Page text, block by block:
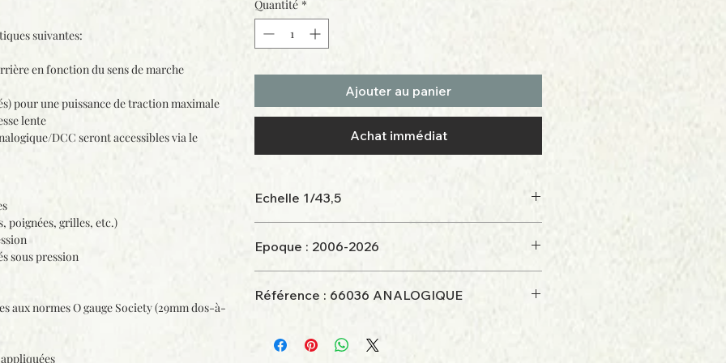
suivantes:
en fonction du sens de marche
pour une puissance de traction maximale
lente
DCC seront accessibles via le
poignées, grilles, etc.)
sous pression
aux normes O gauge Society (29mm dos-à-
Quantité *
Ajouter au panier
Achat immédiat
Echelle 1/43,5
Epoque : 2006-2026
Référence : 66036 ANALOGIQUE